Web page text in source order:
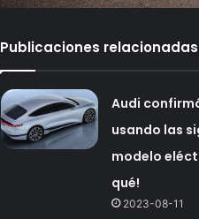
Publicaciones relacionadas
Audi
usando las
modelo
qué!
2023-08-11